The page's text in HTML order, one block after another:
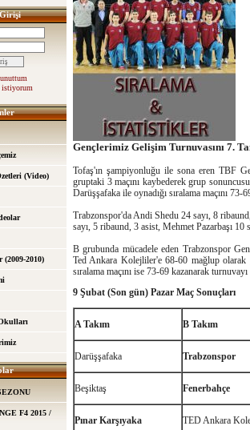
istiyorum
(Video)
2010)
F4 2015 /
Gençlerimiz Gelişim Turnuvasını 7.
Tofaş'ın şampiyonluğu ile sona eren TBF
gruptaki 3 maçını kaybederek grup
Darüşşafaka ile oynadığı sıralama maçını 73-
Trabzonspor'da Andi Shedu 24 sayı, 8
sayı, 5 ribaund, 3 asist, Mehmet Pazarbaşı 10
B grubunda mücadele eden Trabzonspor
Ted Ankara Kolejliler'e 68-60 mağlup olarak
sıralama maçını ise 73-69 kazanarak turnuvayı
9 Şubat (Son gün) Pazar Maç Sonuçları
A Takım B Takım
Darüşşafaka Trabzonspor
Beşiktaş Fenerbahçe
Pınar Karşıyaka TED Ankara